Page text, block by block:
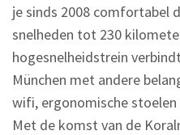
je sinds 2008 comfortabel
snelheden tot 230
hogesnelheidstrein
München met andere
wifi, ergonomische
Met de komst van de